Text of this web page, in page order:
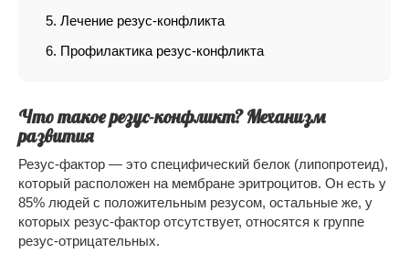
Лечение резус-конфликта
Профилактика резус-конфликта
Что такое резус-конфликт? Механизм
развития
Резус-фактор — это специфический белок (липопротеид),
который расположен на мембране эритроцитов. Он есть у
85% людей с положительным резусом, остальные же, у
которых резус-фактор отсутствует, относятся к группе
резус-отрицательных.